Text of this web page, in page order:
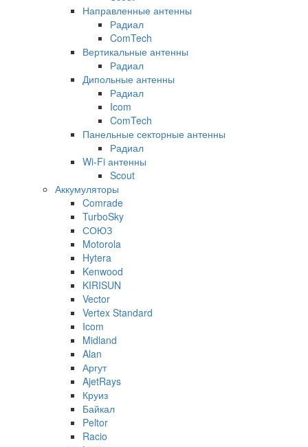
Направленные антенны
Радиал
ComTech
Вертикальные антенны
Радиал
Дипольные антенны
Радиал
Icom
ComTech
Панельные секторные антенны
Радиал
Wi-Fi антенны
Scout
Аккумуляторы
Comrade
TurboSky
СОЮЗ
Motorola
Hytera
Kenwood
KIRISUN
Vector
Vertex Standard
Icom
Midland
Alan
Аргут
AjetRays
Круиз
Байкал
Peltor
Racio